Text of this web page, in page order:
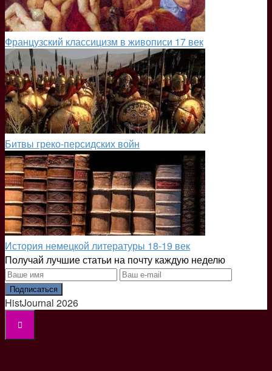
Французский классицизм в живописи 17 век
Битвы греко-персидских войн
История немецкой литературы 18-19 век
Получай лучшие статьи на почту каждую неделю
Подписаться
HistJournal 2026